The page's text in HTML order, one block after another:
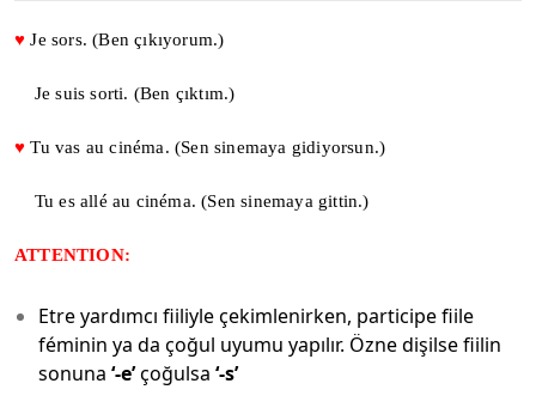
♥ Je sors. (Ben çıkıyorum.)
Je suis sorti. (Ben çıktım.)
♥ Tu vas au cinéma. (Sen sinemaya gidiyorsun.)
Tu es allé au cinéma. (Sen sinemaya gittin.)
ATTENTION:
Etre yardımcı fiiliyle çekimlenirken, participe fiile
féminin ya da çoğul uyumu yapılır. Özne dişilse fiilin
sonuna ‘-e’çoğulsa ‘-s’